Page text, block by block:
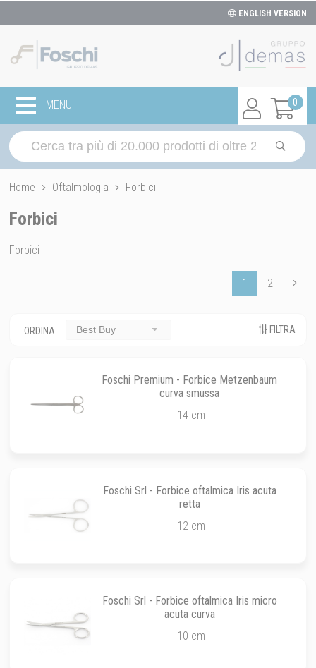
ENGLISH VERSION
0
MENU
Home Oftalmologia Forbici
Forbici
Forbici
1 2
ORDINA Best Buy FILTRA
Foschi Premium - Forbice Metzenbaum
curva smussa
14 cm
Foschi Srl - Forbice oftalmica Iris acuta
retta
12 cm
Foschi Srl - Forbice oftalmica Iris micro
acuta curva
10 cm